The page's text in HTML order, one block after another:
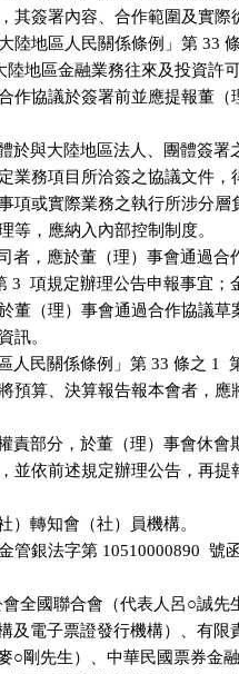
），其簽署內容、合作範圍及實
大陸地區人民關係條例」第 33
大陸地區金融業務往來及投資許
，合作協議於簽署前並應提報董
體於與大陸地區法人、團體簽
特定業務項目所洽簽之協議文件
作事項或實際業務之執行所涉分
理等，應納入內部控制制度。
司者，應於董（理）事會通過
第 3  項規定辦理公告申報事宜
於董（理）事會通過合作協議草
訊。
人民關係條例」第 33 條之 1
須將預算、決算報告報本會者，
權責部分，於董（理）事會休
使，並依前述規定辦理公告，再
社）轉知會（社）員機構。
日金管銀法字第 10510000890  號
全國聯合會（代表人呂○誠先
構及電子票證發行機構）、有
麥○剛先生）、中華民國票券金